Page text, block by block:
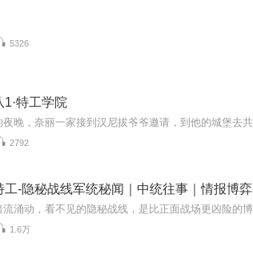
5326
特工学院
2792
工-隐秘战线军统秘闻｜中统往事｜情报博弈
1.6万